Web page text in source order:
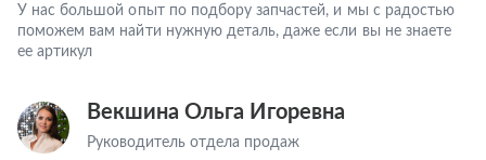
У нас большой опыт по подбору запчастей, и мы с радостью
поможем вам найти нужную деталь, даже если вы не знаете
ее артикул
Векшина Ольга Игоревна
Руководитель отдела продаж